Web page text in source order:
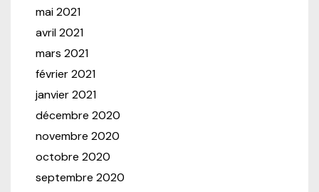
mai 2021
avril 2021
mars 2021
février 2021
janvier 2021
décembre 2020
novembre 2020
octobre 2020
septembre 2020